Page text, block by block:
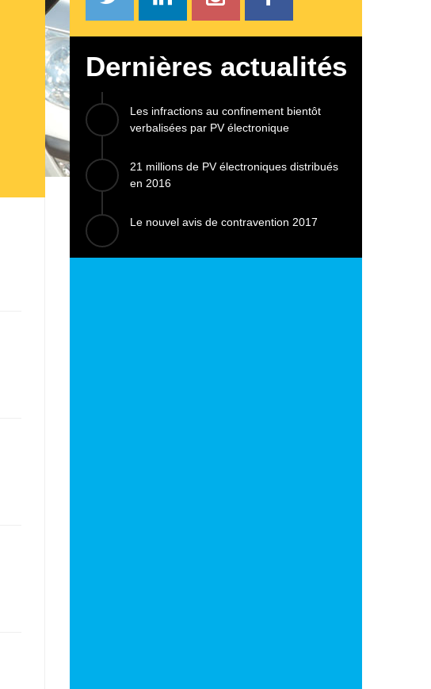
Dernières actualités
Les infractions au confinement bientôt
verbalisées par PV électronique
21 millions de PV électroniques distribués
en 2016
Le nouvel avis de contravention 2017